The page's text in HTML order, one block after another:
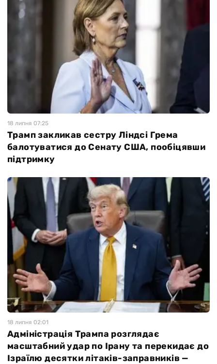
18 липня 07:25
Трамп закликав сестру Ліндсі Грема
балотуватися до Сенату США, пообіцявши
підтримку
18 липня 02:01
Адміністрація Трампа розглядає
масштабний удар по Ірану та перекидає до
Ізраїлю десятки літаків-заправників —